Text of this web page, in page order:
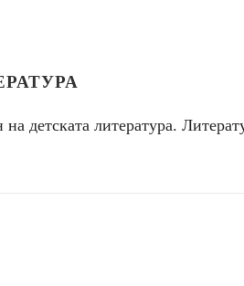
детската литература.